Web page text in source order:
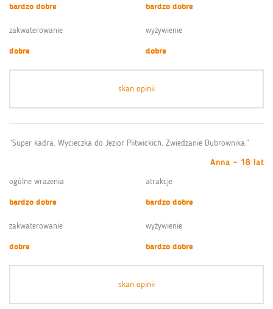
bardzo dobre
bardzo dobre
zakwaterowanie
dobre
wyżywienie
dobre
skan opinii
“Super kadra. Wycieczka do Jezior Plitwickich. Zwiedzanie Dubrownika.”
Anna - 18 lat
ogólne wrażenia
bardzo dobre
atrakcje
bardzo dobre
zakwaterowanie
dobre
wyżywienie
bardzo dobre
skan opinii